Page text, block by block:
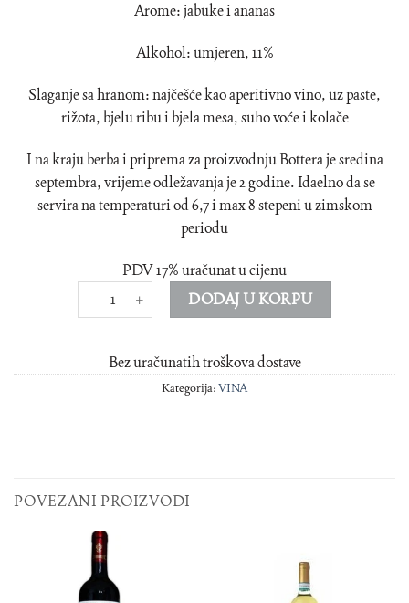
Arome: jabuke i ananas
Alkohol: umjeren, 11%
Slaganje sa hranom: najčešće kao aperitivno vino, uz paste,
rižota, bjelu ribu i bjela mesa, suho voće i kolače
I na kraju berba i priprema za proizvodnju Bottera je sredina
septembra, vrijeme odležavanja je 2 godine. Idaelno da se
servira na temperaturi od 6,7 i max 8 stepeni u zimskom
periodu
PDV 17% uračunat u cijenu
Botter Prosecco količinaDODAJ U KORPU
Bez uračunatih troškova dostave
Kategorija:VINA
POVEZANI PROIZVODI